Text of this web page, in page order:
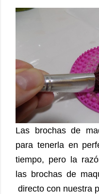
Las brochas de
para tenerla en
tiempo, pero la
las brochas de
directo con nuestra